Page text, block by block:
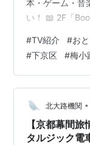
本・ゲーム・
い！ 📖 2F「
朝食」 🍴 夕食
🛏️ 客室は旅行ス
を感じる「ガー
タイプ 🎋 京都
都旅行にも…
#TV紹介 #お
#下京区 #梅小
北大路機関 •
【京都幕間
タルジック電